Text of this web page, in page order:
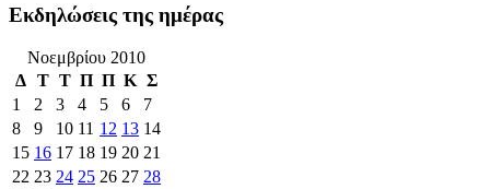
Εκδηλώσεις της ημέρας
Νοεμβρίου 2010
Δ Τ Τ Π Π Κ Σ
1 2 3 4 5 6
7
8
9 10 11 12 13 14
15 16 17 18 19 20 21
22 23 24 25 26 27 28